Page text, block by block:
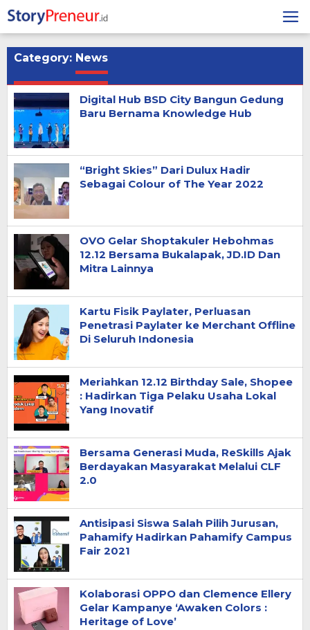
to
content
Category: News
Digital Hub BSD City Bangun Gedung
Baru Bernama Knowledge Hub
“Bright Skies” Dari Dulux Hadir
Sebagai Colour of The Year 2022
OVO Gelar Shoptakuler Hebohmas
12.12 Bersama Bukalapak, JD.ID Dan
Mitra Lainnya
Kartu Fisik Paylater, Perluasan
Penetrasi Paylater ke Merchant Offline
Di Seluruh Indonesia
Meriahkan 12.12 Birthday Sale, Shopee
: Hadirkan Tiga Pelaku Usaha Lokal
Yang Inovatif
Bersama Generasi Muda, ReSkills Ajak
Berdayakan Masyarakat Melalui CLF
2.0
Antisipasi Siswa Salah Pilih Jurusan,
Pahamify Hadirkan Pahamify Campus
Fair 2021
Kolaborasi OPPO dan Clemence Ellery
Gelar Kampanye ‘Awaken Colors :
Heritage of Love’